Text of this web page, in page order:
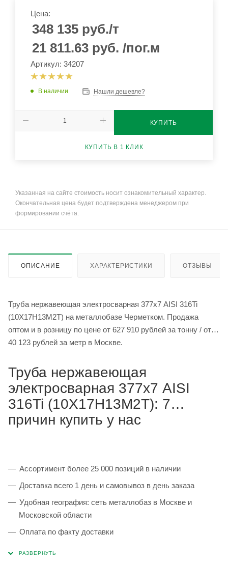
Цена:
348 135 руб./т
21 811.63 руб. /пог.м
Артикул: 34207
В наличии Нашли дешевле?
КУПИТЬ
КУПИТЬ В 1 КЛИК
Указанная на сайте стоимость носит ознакомительный характер.
Окончательная цена будет подтверждена менеджером при
формировании счёта.
ОПИСАНИЕ ХАРАКТЕРИСТИКИ ОТЗЫВЫ
Труба нержавеющая электросварная 377х7 AISI 316Ti
(10Х17Н13М2Т) на металлобазе Черметком. Продажа
оптом и в розницу по цене от 627 910 рублей за тонну / от
40 123 рублей за метр в Москве.
Труба нержавеющая
электросварная 377х7 AISI
316Ti (10Х17Н13М2Т): 7
причин купить у нас
Ассортимент более 25 000 позиций в наличии
Доставка всего 1 день и самовывоз в день заказа
Удобная география: сеть металлобаз в Москве и
Московской области
Оплата по факту доставки